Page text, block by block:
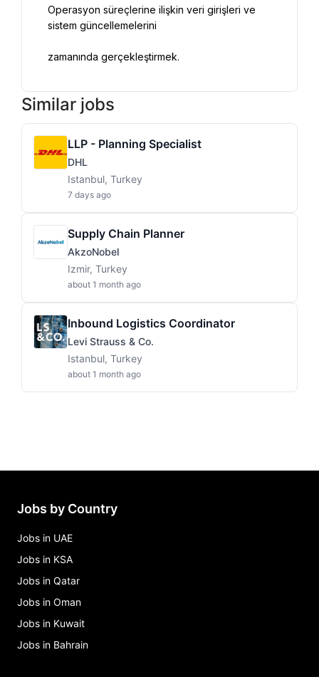
Operasyon süreçlerine ilişkin veri girişleri ve
zamanında gerçekleştirmek.
Similar jobs
LLP - Planning Specialist
DHL
Istanbul, Turkey
7 days ago
Supply Chain Planner
AkzoNobel
Izmir, Turkey
about 1 month ago
Inbound Logistics Coordinator
Levi Strauss & Co.
Istanbul, Turkey
about 1 month ago
Jobs by Country
Jobs in UAE
Jobs in KSA
Jobs in Qatar
Jobs in Oman
Jobs in Kuwait
Jobs in Bahrain